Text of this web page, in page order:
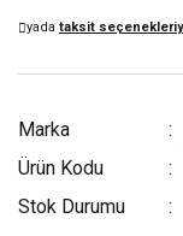
yada taksit
Marka
Ürün Kodu
Stok Durumu